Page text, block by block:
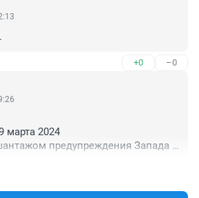
+0 –0
марта 2024
предупреждения Запада о